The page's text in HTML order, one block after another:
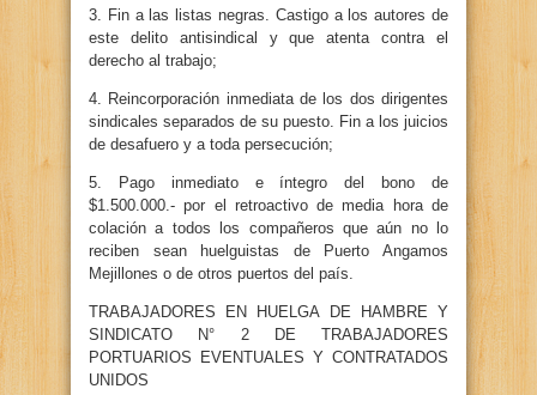
3. Fin a las listas negras. Castigo a los autores de
este delito antisindical y que atenta contra el
derecho al trabajo;
4. Reincorporación inmediata de los dos dirigentes
sindicales separados de su puesto. Fin a los juicios
de desafuero y a toda persecución;
5. Pago inmediato e íntegro del bono de
$1.500.000.- por el retroactivo de media hora de
colación a todos los compañeros que aún no lo
reciben sean huelguistas de Puerto Angamos
Mejillones o de otros puertos del país.
TRABAJADORES EN HUELGA DE HAMBRE Y
SINDICATO N° 2 DE TRABAJADORES
PORTUARIOS EVENTUALES Y CONTRATADOS
UNIDOS